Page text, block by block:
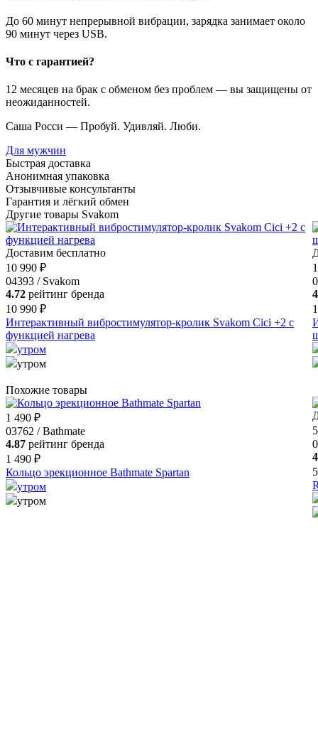
До 60 минут непрерывной вибрации, зарядка занимает около
90 минут через USB.
Что с гарантией?
12 месяцев на брак с обменом без проблем — вы защищены от
неожиданностей.
Саша Росси — Пробуй. Удивляй. Люби.
Для мужчин
Быстрая доставка
Анонимная упаковка
Отзывчивые консультанты
Гарантия и лёгкий обмен
Другие товары Svakom
Доставим бесплатно
10 990 ₽
04393 / Svakom
4.72 рейтинг бренда
10 990 ₽
Интерактивный вибростимулятор-кролик Svakom Cici +2 с
функцией нагрева
утром
утром
Похожие товары
1 490 ₽
03762 / Bathmate
4.87 рейтинг бренда
1 490 ₽
Кольцо эрекционное Bathmate Spartan
утром
утром